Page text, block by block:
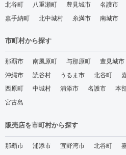
北谷町
八重瀬町 豊見城市 名護市
嘉手納町
北中城村 糸満市 南城市
市町村から探す
那覇市 南風原町 与那原町 豊見城市
沖縄市
読谷村 うるま市 北谷町
西原町
中城村 浦添市 名護市 本
宮古島
販売店を市町村から探す
那覇市 浦添市 宜野湾市 北谷町